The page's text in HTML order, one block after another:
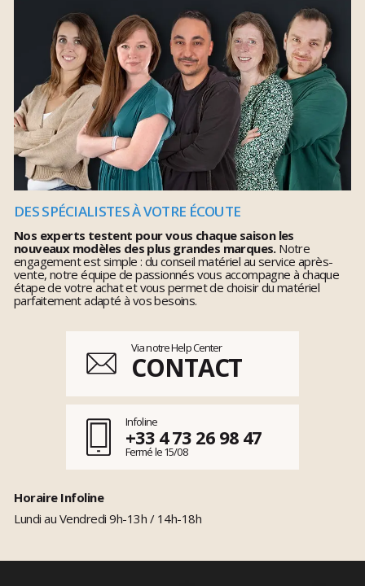
DES SPÉCIALISTES À VOTRE ÉCOUTE
Nos experts testent pour vous chaque saison les
nouveaux modèles des plus grandes marques.Notre
engagement est simple : du conseil matériel au service après-
vente, notre équipe de passionnés vous accompagne à chaque
étape de votre achat et vous permet de choisir du matériel
parfaitement adapté à vos besoins.
Via notre Help Center
CONTACT
Infoline
+33 4 73 26 98 47
Fermé le 15/08
Horaire Infoline
Lundi au Vendredi 9h-13h / 14h-18h